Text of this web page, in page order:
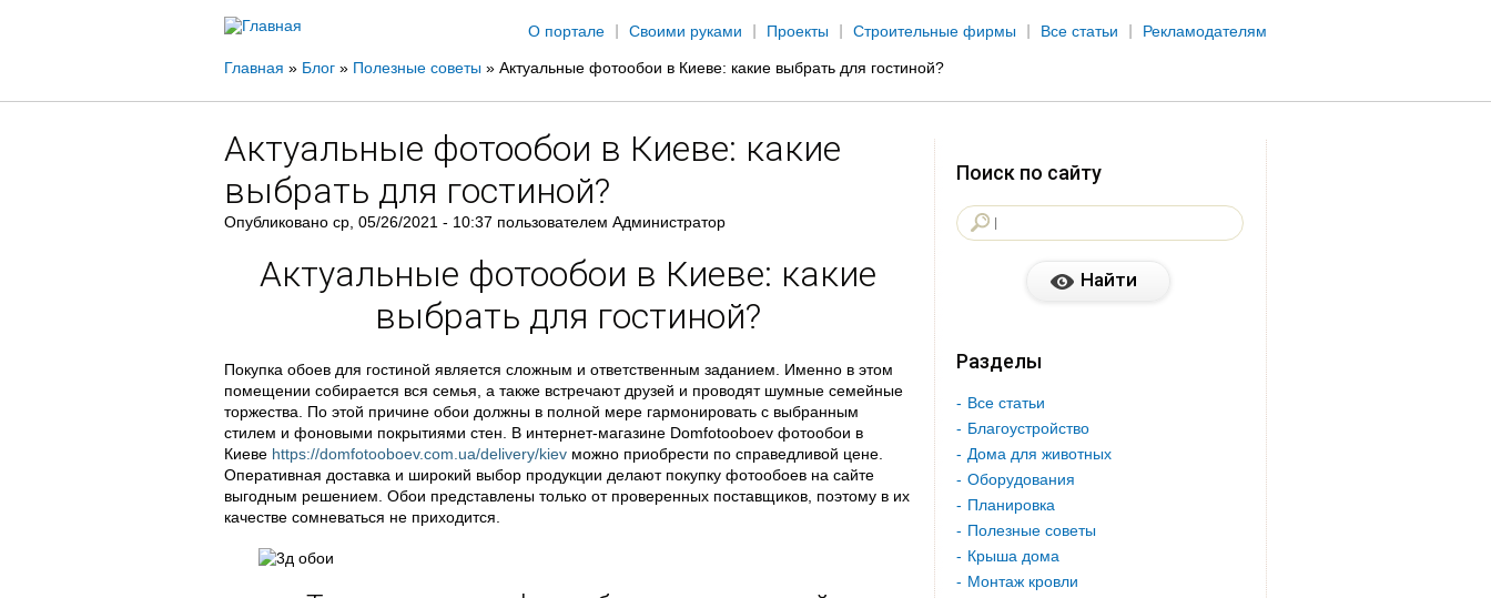
О портале
Своими руками Проекты Строительные фирмы Все статьи Рекламодателям
Вы
здесь
Главная » Блог » Полезные советы » Актуальные фотообои в Киеве: какие выбрать для гостиной?
Актуальные фотообои в Киеве: какие
выбрать для гостиной?
Опубликовано ср, 05/26/2021 - 10:37 пользователем Администратор
Актуальные фотообои в Киеве: какие
выбрать для гостиной?
Покупка обоев для гостиной является сложным и ответственным заданием. Именно в этом
помещении собирается вся семья, а также встречают друзей и проводят шумные семейные
торжества. По этой причине обои должны в полной мере гармонировать с выбранным
стилем и фоновыми покрытиями стен. В интернет-магазине Domfotooboev фотообои в
Киеве https://domfotooboev.com.ua/delivery/kiev можно приобрести по справедливой цене.
Оперативная доставка и широкий выбор продукции делают покупку фотообоев на сайте
выгодным решением. Обои представлены только от проверенных поставщиков, поэтому в их
качестве сомневаться не приходится.
Поиск по сайту
Разделы
Все статьи
Благоустройство
Дома для животных
Оборудования
Планировка
Полезные советы
Крыша дома
Монтаж кровли